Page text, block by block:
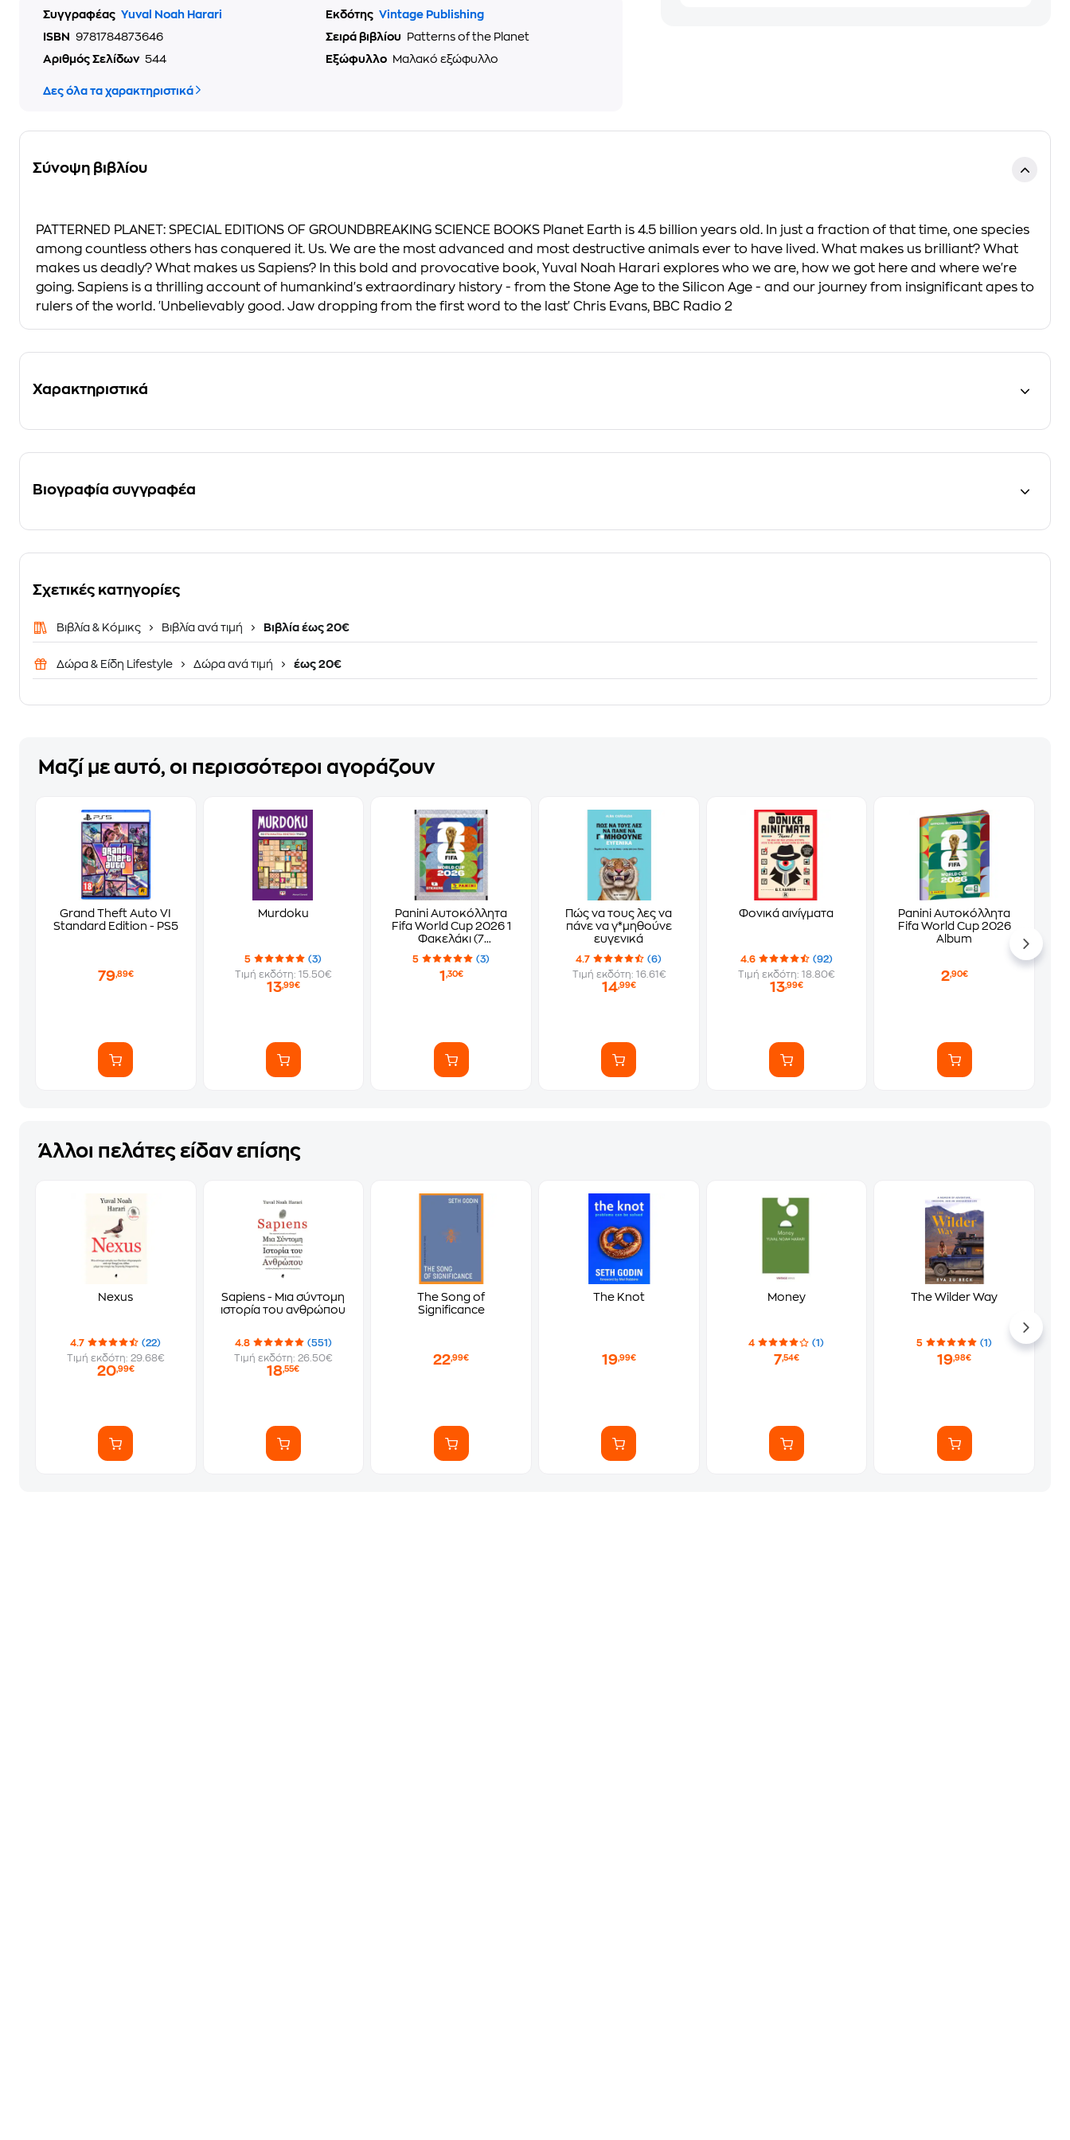
Συγγραφέας Yuval Noah Harari Εκδότης Vintage Publishing
ISBN
9781784873646 Σειρά βιβλίου
Patterns of the Planet
Αριθμός Σελίδων 544 Εξώφυλλο Μαλακό εξώφυλλο
Δες όλα τα χαρακτηριστικά
Σύνοψη βιβλίου
PATTERNED PLANET: SPECIAL EDITIONS OF GROUNDBREAKING SCIENCE BOOKS Planet Earth is 4.5 billion years old. In just a fraction of that time, one species
among countless others has conquered it. Us. We are the most advanced and most destructive animals ever to have lived. What makes us brilliant? What
makes us deadly? What makes us Sapiens? In this bold and provocative book, Yuval Noah Harari explores who we are, how we got here and where we're
going. Sapiens is a thrilling account of humankind's extraordinary history - from the Stone Age to the Silicon Age - and our journey from insignificant apes to
rulers of the world. 'Unbelievably good. Jaw dropping from the first word to the last' Chris Evans, BBC Radio 2
Χαρακτηριστικά
Βιογραφία συγγραφέα
Σχετικές κατηγορίες
Βιβλία & Κόμικς Βιβλία ανά τιμή Βιβλία έως 20€
Δώρα & Είδη Lifestyle Δώρα ανά τιμή έως 20€
Μαζί με αυτό, οι περισσότεροι αγοράζουν
Grand Theft Auto VI
Standard Edition - PS5
79,89€
Murdoku
5
(3)
Τιμή εκδότη: 15.50€
13,99€
Panini Αυτοκόλλητα
Fifa World Cup 2026 1
Φακελάκι (7
Αυτοκόλλητα)
5 (3)
1 ,30€
Πώς να τους λες να
πάνε να γ*μηθούνε
ευγενικά
4.7
(6)
Τιμή εκδότη: 16.61€
14,99€
Φονικά αινίγματα
4.6
(92)
Τιμή εκδότη: 18.80€
13,99€
Panini Αυτοκόλλητα
Fifa World Cup 2026
Album
2,90€
Άλλοι πελάτες είδαν επίσης
Nexus
4.7
(22)
Τιμή εκδότη: 29.68€
20,99€
Sapiens - Μια σύντομη
ιστορία του ανθρώπου
4.8
(551)
Τιμή εκδότη: 26.50€
18,55€
The Song of
Significance
22,99€
The Knot
19,99€
Money
4 (1)
7,54€
The Wilder Way
5 (1)
19,98€